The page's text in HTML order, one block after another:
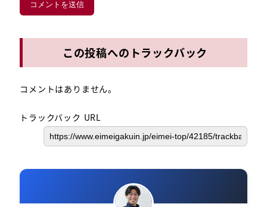
この投稿へのトラックバック
コメントはありません。
トラックバック URL